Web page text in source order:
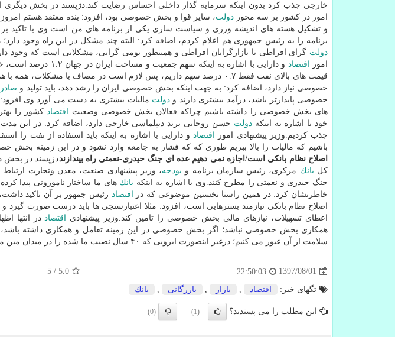
خارجی جذب كرد بدون اینكه سرمایه گذار داخلی احساس رضایت كند.دژپسند در بخش دیگری از
امور در كشور بر سه محور دولت، سایر قوا و بخش خصوصی بود، افزود: بنده معتقد هستم
و تشكیل هسته های اندیشه ورزی و سیاست سازی یكی از برنامه های من است.وی با تاكید
برنامه را به رئیس جمهوری هم اعلام كردم، اضافه كرد: البته چند مشكل در این راه وجود
دولت گرای افراطی تا بازارگرایان افراطی و همینطور بومی گرایی، مشكلاتی است كه وجود دارد
امور
اقتصاد
و دارایی با اشاره به
قیمت های بالای نفت فقط ۰.۷ درصد سهم داریم، پس لازم است در مصاف با
خصوصی نیاز دارد، اضافه كرد: به جهت اینكه بخش خصوصی ایران را رشد دهد، باید تولید و
خصوصی پایدارتر باشد، درآمد بیشتری دارند ودولت مالیات بیشتری به دست می آورد.وی
های بخش خصوصی را داشته باشیم چراكه فعالان بخش خصوصی وضعیت
اقتصادكشور را
خود با اشاره به اینكهدولت
جذب كردیم.وزیر پیشنهادی امور
اقتصادو دارایی با اشاره به اینكه باید استفاده از نفت را
باشیم كه مالیات را بالا ببریم طوری كه كه فشار به جامعه وارد نشود و در این زمینه بخش
اصلاح نظام بانكی است/اجازه نمی دهیم عده ای جنگ حیدری-نعمتی راه بیندازنددژپسند در بخش
كل بانك مركزی، رئیس سازمان برنامه و بودجه، وزیر پیشنهادی صنعت، معدن وتجارت ارتباط
جنگ حیدری و نعمتی را مطرح كنند.وی با اشاره به اینكه بانك های ما ساختار ناموزونی پیدا
خاطرنشان كرد: در همین راستا نخستین موضوعی كه در
اقتصاد رئیس جمهور بر آن تاكید داشت،
اصلاح نظام بانكی نیازمند بسترهایی است، افزود: مثلا اعتبارسنجی ها باید درست صورت گیرد و
اعطای تسهیلات، نیازهای مالی بخش خصوصی را تامین كند.وزیر پیشنهادی
اقتصاددر انتها
همكاری بخش خصوصی نباشد؛ اگر بخش خصوصی در این زمینه تعامل و همكاری داشته باشد،
سلامت از آن عبور می كنیم؛ درغیر اینصورت ابرویی كه ۴۰ سال نصیب ما شده را در میدان مین می بریم.
1397/08/01
22:50:03
5.0
/
5
تگهای خبر: اقتصاد بازار بازرگانی بانك
این مطلب را می پسندید؟ (1)
(0)